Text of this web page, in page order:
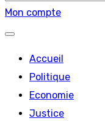
Mon compte
Accueil
Politique
Economie
Justice